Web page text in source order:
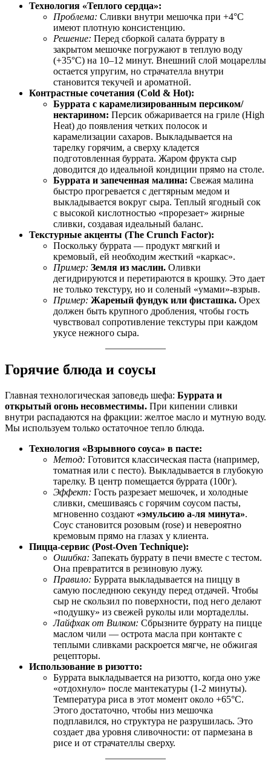
Технология «Теплого сердца»:
Проблема: Сливки внутри мешочка при +4°C
имеют плотную консистенцию.
Решение: Перед сборкой салата буррату в
закрытом мешочке погружают в теплую воду
(+35°C) на 10–12 минут. Внешний слой моцареллы
остается упругим, но страчателла внутри
становится текучей и ароматной.
Контрастные сочетания (Cold & Hot):
Буррата с карамелизированным персиком/
нектарином: Персик обжаривается на гриле (High
Heat) до появления четких полосок и
карамелизации сахаров. Выкладывается на
тарелку горячим, а сверху кладется
подготовленная буррата. Жаром фрукта сыр
доводится до идеальной кондиции прямо на столе.
Буррата и запеченная малина: Свежая малина
быстро прогревается с дегтярным медом и
выкладывается вокруг сыра. Теплый ягодный сок
с высокой кислотностью «прорезает» жирные
сливки, создавая идеальный баланс.
Текстурные акценты (The Crunch Factor):
Поскольку буррата — продукт мягкий и
кремовый, ей необходим жесткий «каркас».
Пример: Земля из маслин. Оливки
дегидрируются и перетираются в крошку. Это дает
не только текстуру, но и соленый «умами»-взрыв.
Пример: Жареный фундук или фисташка. Орех
должен быть крупного дробления, чтобы гость
чувствовал сопротивление текстуры при каждом
укусе нежного сыра.
Горячие блюда и соусы
Главная технологическая заповедь шефа: Буррата и
открытый огонь несовместимы. При кипении сливки
внутри распадаются на фракции: желтое масло и мутную воду.
Мы используем только остаточное тепло блюда.
Технология «Взрывного соуса» в пасте:
Метод: Готовится классическая паста (например,
томатная или с песто). Выкладывается в глубокую
тарелку. В центр помещается буррата (100г).
Эффект: Гость разрезает мешочек, и холодные
сливки, смешиваясь с горячим соусом пасты,
мгновенно создают «эмульсию а-ля минута».
Соус становится розовым (rose) и невероятно
кремовым прямо на глазах у клиента.
Пицца-сервис (Post-Oven Technique):
Ошибка: Запекать буррату в печи вместе с тестом.
Она превратится в резиновую лужу.
Правило: Буррата выкладывается на пиццу в
самую последнюю секунду перед отдачей. Чтобы
сыр не скользил по поверхности, под него делают
«подушку» из свежей руколы или мортаделлы.
Лайфхак от Вилком: Сбрызните буррату на пицце
маслом чили — острота масла при контакте с
теплыми сливками раскроется мягче, не обжигая
рецепторы.
Использование в ризотто:
Буррата выкладывается на ризотто, когда оно уже
«отдохнуло» после мантекатуры (1-2 минуты).
Температура риса в этот момент около +65°C.
Этого достаточно, чтобы низ мешочка
подплавился, но структура не разрушилась. Это
создает два уровня сливочности: от пармезана в
рисе и от страчателлы сверху.